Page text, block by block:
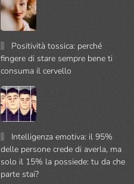
Positività tossica: perché
fingere di stare sempre bene ti
consuma il cervello
Intelligenza emotiva: il 95%
delle persone crede di averla, ma
solo il 15% la possiede: tu da che
parte stai?